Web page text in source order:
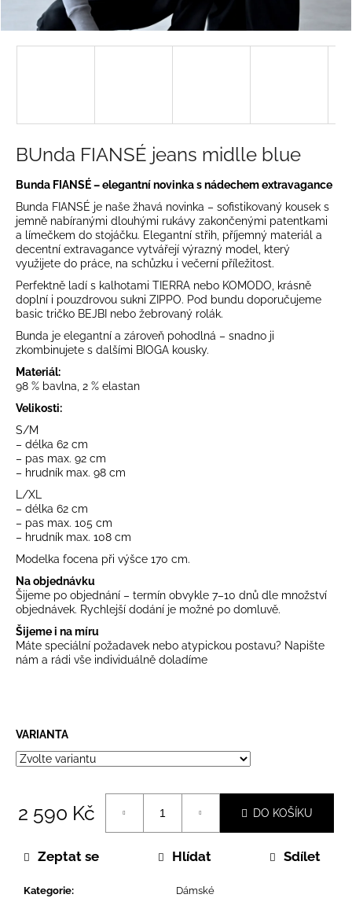
BUnda FIANSÉ jeans midlle blue
Bunda FIANSÉ – elegantní novinka s nádechem extravagance
Bunda FIANSÉ je naše žhavá novinka – sofistikovaný kousek s
jemně nabíranými dlouhými rukávy zakončenými patentkami
a límečkem do stojáčku. Elegantní střih, příjemný materiál a
decentní extravagance vytvářejí výrazný model, který
využijete do práce, na schůzku i večerní příležitost.
Perfektně ladí s kalhotami TIERRA nebo KOMODO, krásně
doplní i pouzdrovou sukni ZIPPO. Pod bundu doporučujeme
basic tričko BEJBI nebo žebrovaný rolák.
Bunda je elegantní a zároveň pohodlná – snadno ji
zkombinujete s dalšími BIOGA kousky.
Materiál:
98 % bavlna, 2 % elastan
Velikosti:
S/M
– délka 62 cm
– pas max. 92 cm
– hrudník max. 98 cm
L/XL
– délka 62 cm
– pas max. 105 cm
– hrudník max. 108 cm
Modelka focena při výšce 170 cm.
Na objednávku
Šijeme po objednání – termín obvykle 7–10 dnů dle množství
objednávek. Rychlejší dodání je možné po domluvě.
Šijeme i na míru
Máte speciální požadavek nebo atypickou postavu? Napište
nám a rádi vše individuálně doladíme
VARIANTA
2 590 Kč
cena:
DO KOŠÍKU
Kategorie: Dámské
Zeptat se Hlídat Sdílet
j
HLEDAT
D
o
p
o
r
u
č
u
j
e
m
e